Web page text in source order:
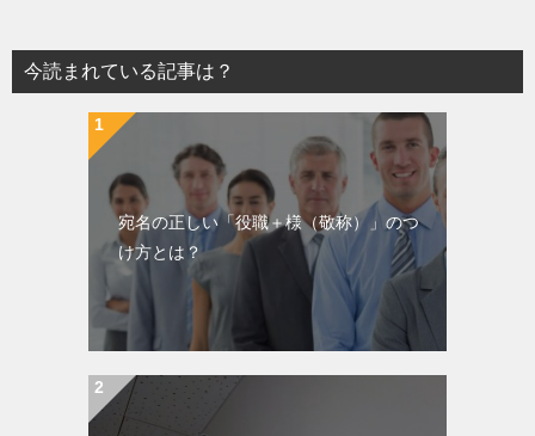
今読まれている記事は？
宛名の正しい「役職＋様（敬称）」のつ
け方とは？